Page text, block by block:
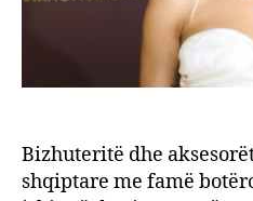
Bizhuteritë dhe
shqiptare me famë